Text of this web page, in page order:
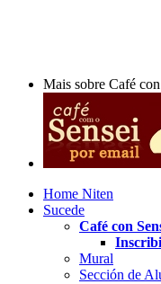
Mais sobre Café
Home Niten
Sucede
Café con
Mural
Sección de